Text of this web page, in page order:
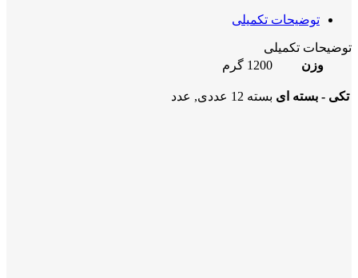
توضیحات تکمیلی
توضیحات تکمیلی
وزن
1200 گرم
تکی - بسته ای بسته 12 عددی, عدد